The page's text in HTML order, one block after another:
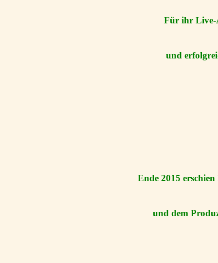
Für ihr Live-
und
Ende 2015
und dem